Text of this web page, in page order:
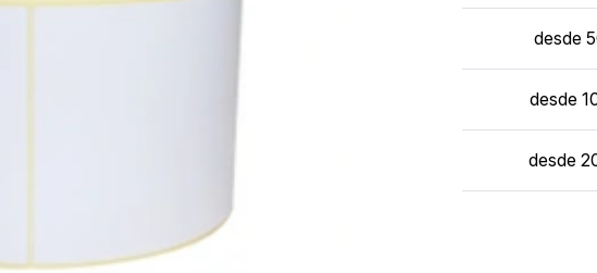
desde
desde
desde